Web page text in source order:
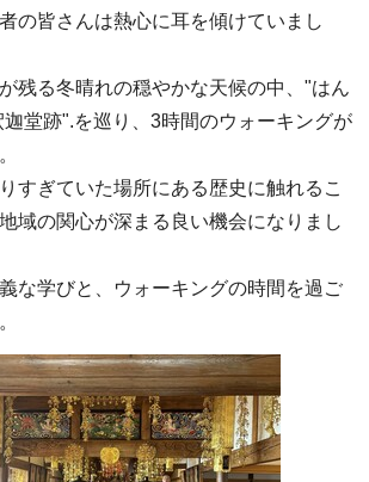
の皆さんは熱心に耳を傾けていまし
残る冬晴れの穏やかな天候の中、"はん
堂跡".を巡り、3時間のウォーキングが
すぎていた場所にある歴史に触れるこ
域の関心が深まる良い機会になりまし
な学びと、ウォーキングの時間を過ご